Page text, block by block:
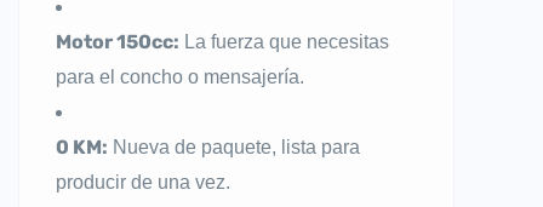
Motor 150cc: La fuerza que necesitas
para el concho o mensajería.
0 KM: Nueva de paquete, lista para
producir de una vez.